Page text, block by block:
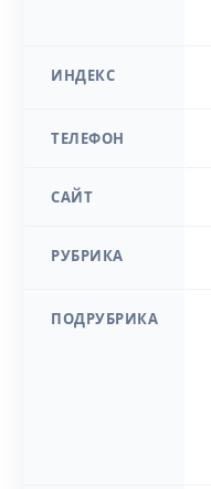
ИНДЕКС
ТЕЛЕФОН
САЙТ
РУБРИКА
ПОДРУБРИКА